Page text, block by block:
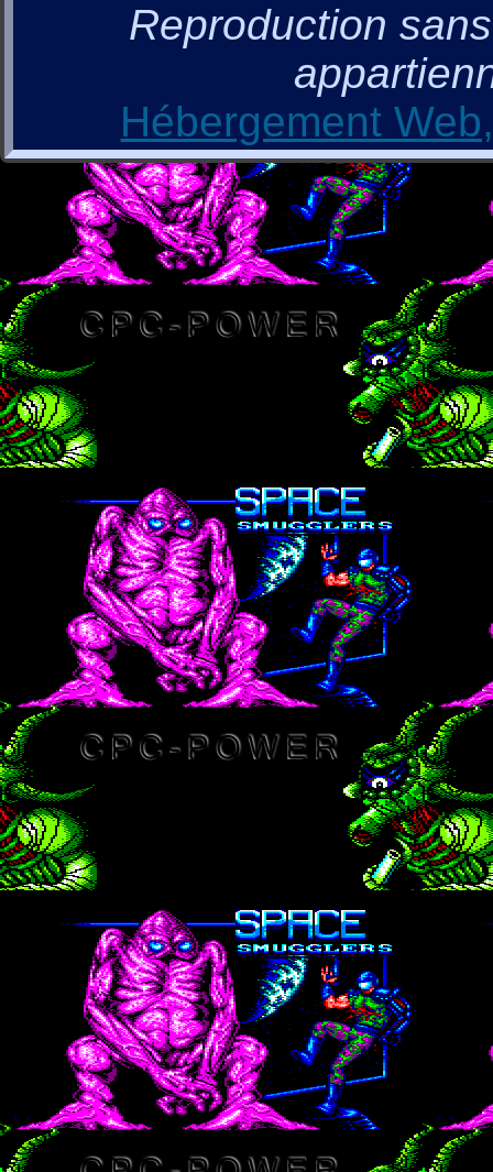
Reproduction
Hébergement